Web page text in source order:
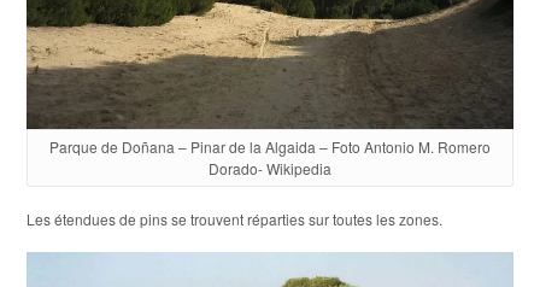
Parque de Doñana – Pinar de la Algaida – Foto Antonio M. Romero
Dorado- Wikipedia
Les étendues de pins se trouvent réparties sur toutes les zones.